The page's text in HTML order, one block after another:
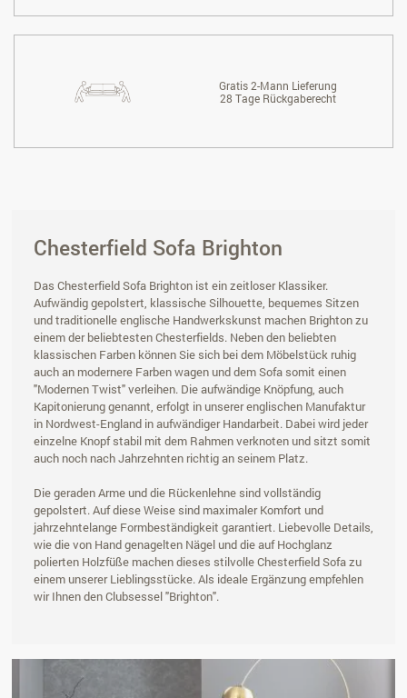
Gratis 2-Mann Lieferung
28 Tage Rückgaberecht
Chesterfield Sofa Brighton
Das Chesterfield Sofa Brighton ist ein zeitloser Klassiker.
Aufwändig gepolstert, klassische Silhouette, bequemes Sitzen
und traditionelle englische Handwerkskunst machen Brighton zu
einem der beliebtesten Chesterfields. Neben den beliebten
klassischen Farben können Sie sich bei dem Möbelstück ruhig
auch an modernere Farben wagen und dem Sofa somit einen
"Modernen Twist" verleihen. Die aufwändige Knöpfung, auch
Kapitonierung genannt, erfolgt in unserer englischen Manufaktur
in Nordwest-England in aufwändiger Handarbeit. Dabei wird jeder
einzelne Knopf stabil mit dem Rahmen verknoten und sitzt somit
auch noch nach Jahrzehnten richtig an seinem Platz.
Die geraden Arme und die Rückenlehne sind vollständig
gepolstert. Auf diese Weise sind maximaler Komfort und
jahrzehntelange Formbeständigkeit garantiert. Liebevolle Details,
wie die von Hand genagelten Nägel und die auf Hochglanz
polierten Holzfüße machen dieses stilvolle Chesterfield Sofa zu
einem unserer Lieblingsstücke. Als ideale Ergänzung empfehlen
wir Ihnen den Clubsessel "Brighton".